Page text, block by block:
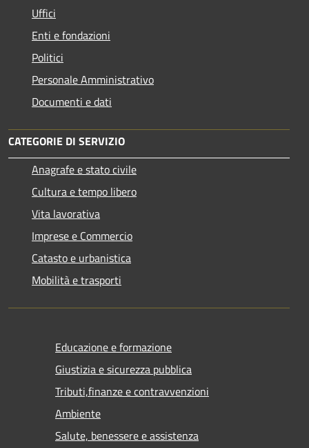
Uffici
Enti e fondazioni
Politici
Personale Amministrativo
Documenti e dati
CATEGORIE DI SERVIZIO
Anagrafe e stato civile
Cultura e tempo libero
Vita lavorativa
Imprese e Commercio
Catasto e urbanistica
Mobilità e trasporti
Educazione e formazione
Giustizia e sicurezza pubblica
Tributi,finanze e contravvenzioni
Ambiente
Salute, benessere e assistenza